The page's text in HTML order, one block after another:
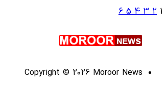
1
2
3
4
5
6
Copyright © 2026 Moroor News